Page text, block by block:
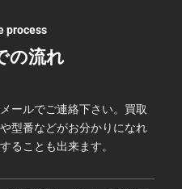
process
の流れ
ールでご連絡下さい。買取
型番などがお分かりになれ
ることも出来ます。